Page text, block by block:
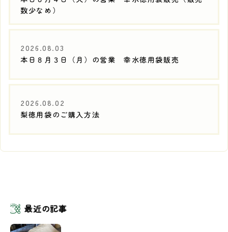
数少なめ）
2026.08.03
本日８月３日（月）の営業 幸水徳用袋販売
2026.08.02
梨徳用袋のご購入方法
最近の記事